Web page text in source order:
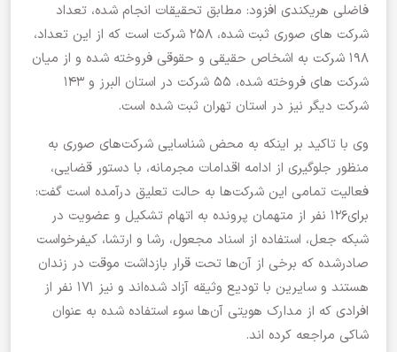
فاضلی هریکندی افزود: مطابق تحقیقات انجام شده، تعداد
شرکت‌ های صوری ثبت شده، ۲۵۸ شرکت است که از این تعداد،
۱۹۸ شرکت به اشخاص حقیقی و حقوقی فروخته شده و از میان
شرکت های فروخته شده، ۵۵ شرکت در استان البرز و ۱۴۳
شرکت دیگر نیز در استان تهران ثبت شده است.
وی با تاکید بر اینکه به محض شناسایی شرکت‌های صوری به
منظور جلوگیری از ادامه اقدامات مجرمانه، با دستور قضایی،
فعالیت تمامی این شرکت‌ها به حالت تعلیق درآمده است گفت:
برای۱۲۶ نفر از متهمان پرونده به اتهام تشکیل و عضویت در
شبکه جعل، استفاده از اسناد مجعول، رشا و ارتشا، کیفرخواست
صادرشده که برخی از آن‌ها تحت قرار بازداشت موقت در زندان
هستند و سایرین با تودیع وثیقه آزاد شده‌اند و نیز ۱۷۱ نفر از
افرادی که از مدارک هویتی آن‌ها سوء استفاده ‌شده به ‌عنوان
شاکی مراجعه کرده اند.